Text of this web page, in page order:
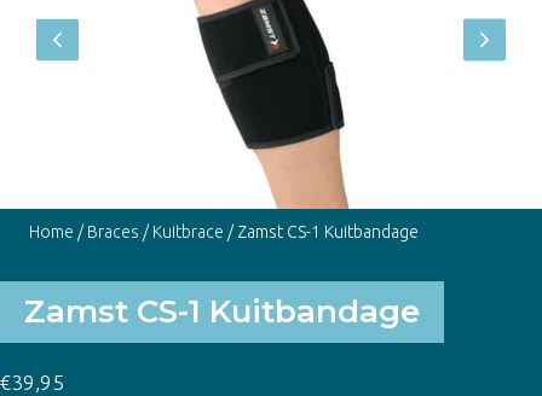
Home / Braces / Kuitbrace / Zamst CS-1 Kuitbandage
Zamst CS-1 Kuitbandage
€39,95